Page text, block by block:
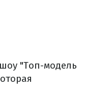
"Топ-модель